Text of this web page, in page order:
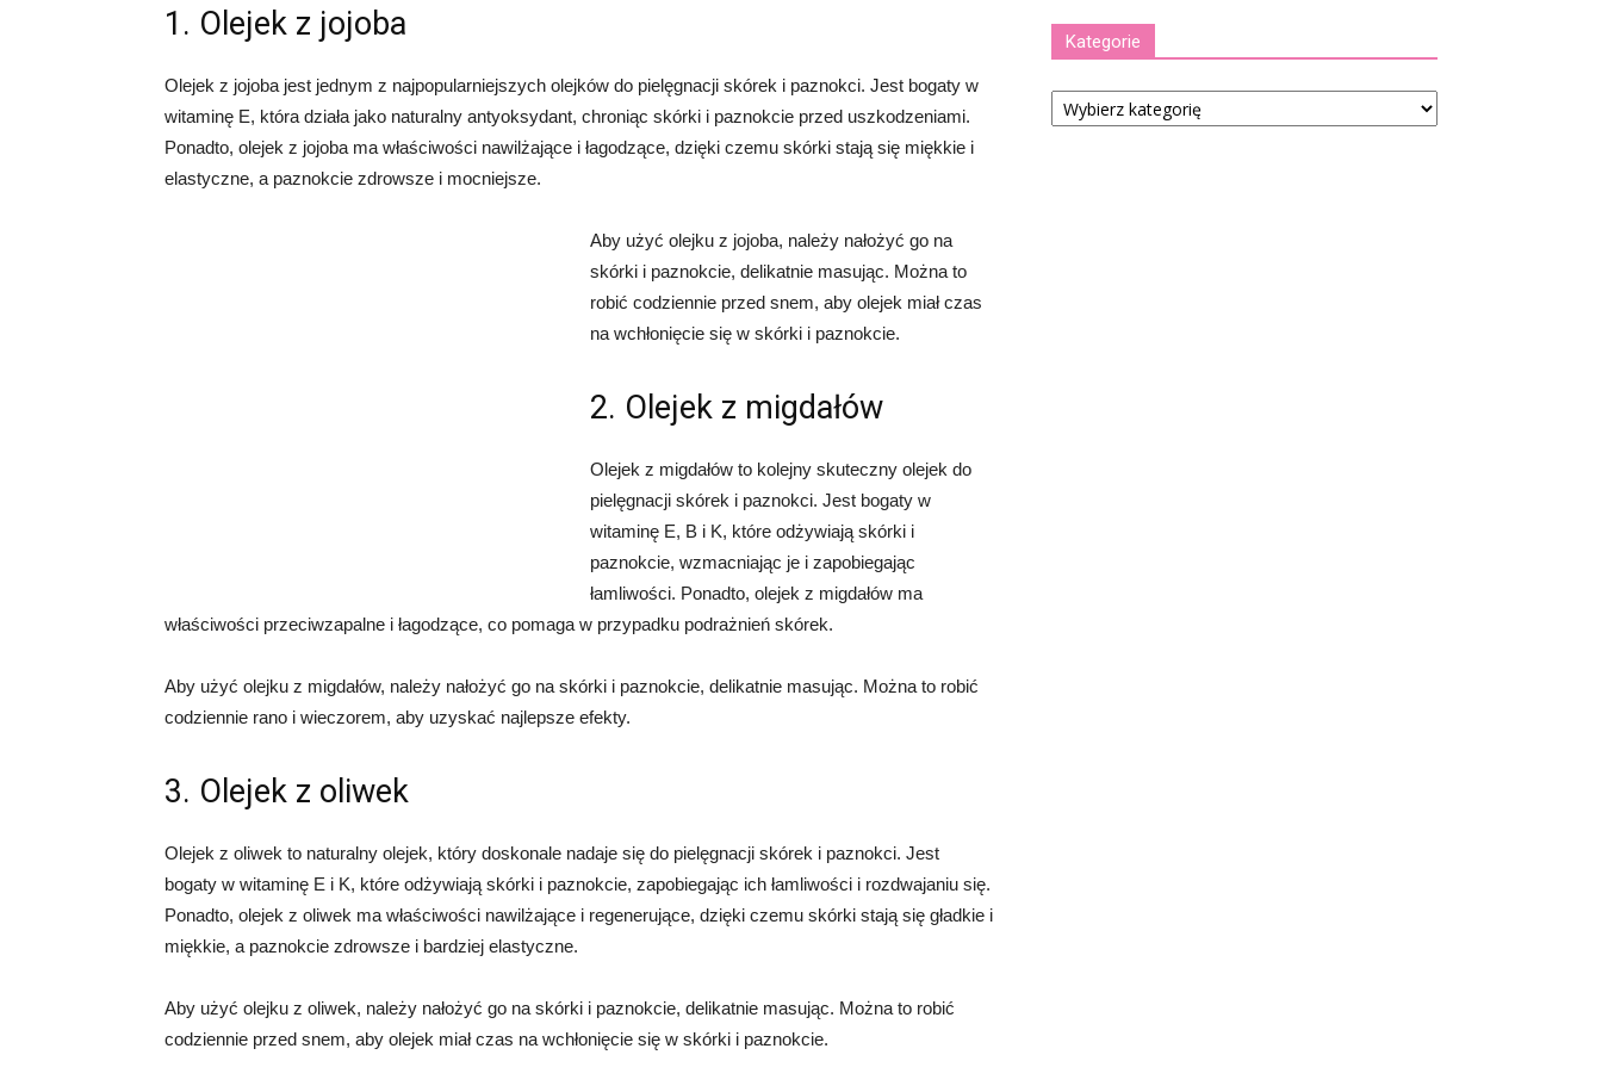
1. Olejek z jojoba
Olejek z jojoba jest jednym z najpopularniejszych olejków do pielęgnacji skórek i paznokci. Jest bogaty w
witaminę E, która działa jako naturalny antyoksydant, chroniąc skórki i paznokcie przed uszkodzeniami.
Ponadto, olejek z jojoba ma właściwości nawilżające i łagodzące, dzięki czemu skórki stają się miękkie i
elastyczne, a paznokcie zdrowsze i mocniejsze.
Aby użyć olejku z jojoba, należy nałożyć go na
skórki i paznokcie, delikatnie masując. Można to
robić codziennie przed snem, aby olejek miał czas
na wchłonięcie się w skórki i paznokcie.
2. Olejek z migdałów
Olejek z migdałów to kolejny skuteczny olejek do
pielęgnacji skórek i paznokci. Jest bogaty w
witaminę E, B i K, które odżywiają skórki i
paznokcie, wzmacniając je i zapobiegając
łamliwości. Ponadto, olejek z migdałów ma
właściwości przeciwzapalne i łagodzące, co pomaga w przypadku podrażnień skórek.
Aby użyć olejku z migdałów, należy nałożyć go na skórki i paznokcie, delikatnie masując. Można to robić
codziennie rano i wieczorem, aby uzyskać najlepsze efekty.
3. Olejek z oliwek
Olejek z oliwek to naturalny olejek, który doskonale nadaje się do pielęgnacji skórek i paznokci. Jest
bogaty w witaminę E i K, które odżywiają skórki i paznokcie, zapobiegając ich łamliwości i rozdwajaniu się.
Ponadto, olejek z oliwek ma właściwości nawilżające i regenerujące, dzięki czemu skórki stają się gładkie i
miękkie, a paznokcie zdrowsze i bardziej elastyczne.
Aby użyć olejku z oliwek, należy nałożyć go na skórki i paznokcie, delikatnie masując. Można to robić
codziennie przed snem, aby olejek miał czas na wchłonięcie się w skórki i paznokcie.
Kategorie
Kategorie